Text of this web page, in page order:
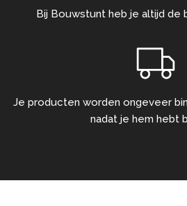
Bij Bouwstunt heb je altijd de
Je producten worden ongeveer
nadat je hem hebt